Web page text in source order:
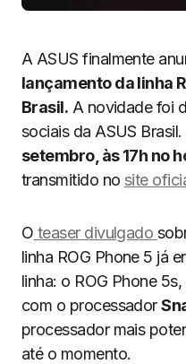
A ASUS finalmente
lançamento da linha
Brasil. A novidade foi
sociais da ASUS
setembro, às 17h no
transmitido no site
O teaser divulgado
linha ROG Phone 5 já
linha: o ROG Phone
com o processador
processador mais
até o momento.